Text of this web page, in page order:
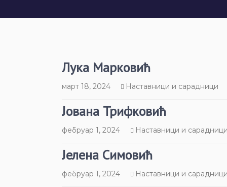
Лука Марковић
март 18, 2024 Наставници и сарадници
Јована Трифковић
фебруар 1, 2024 Наставници и сарадници
Јелена Симовић
фебруар 1, 2024 Наставници и сарадници